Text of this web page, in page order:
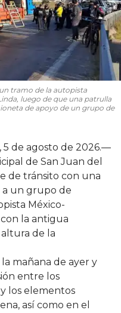
tramo de la autopista
luego de que una patrulla
de apoyo de un grupo de
5 de agosto de 2026.—
de San Juan del
de tránsito con una
a un grupo de
México-
la antigua
de la
mañana de ayer y
entre los
los elementos
así como en el